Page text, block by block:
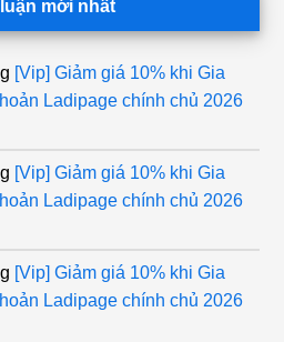
mới nhất
[Vip] Giảm giá 10% khi Gia
Ladipage chính chủ 2026
[Vip] Giảm giá 10% khi Gia
Ladipage chính chủ 2026
[Vip] Giảm giá 10% khi Gia
Ladipage chính chủ 2026